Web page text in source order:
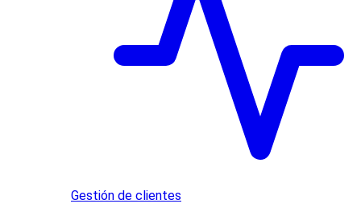
Gestión de clientes